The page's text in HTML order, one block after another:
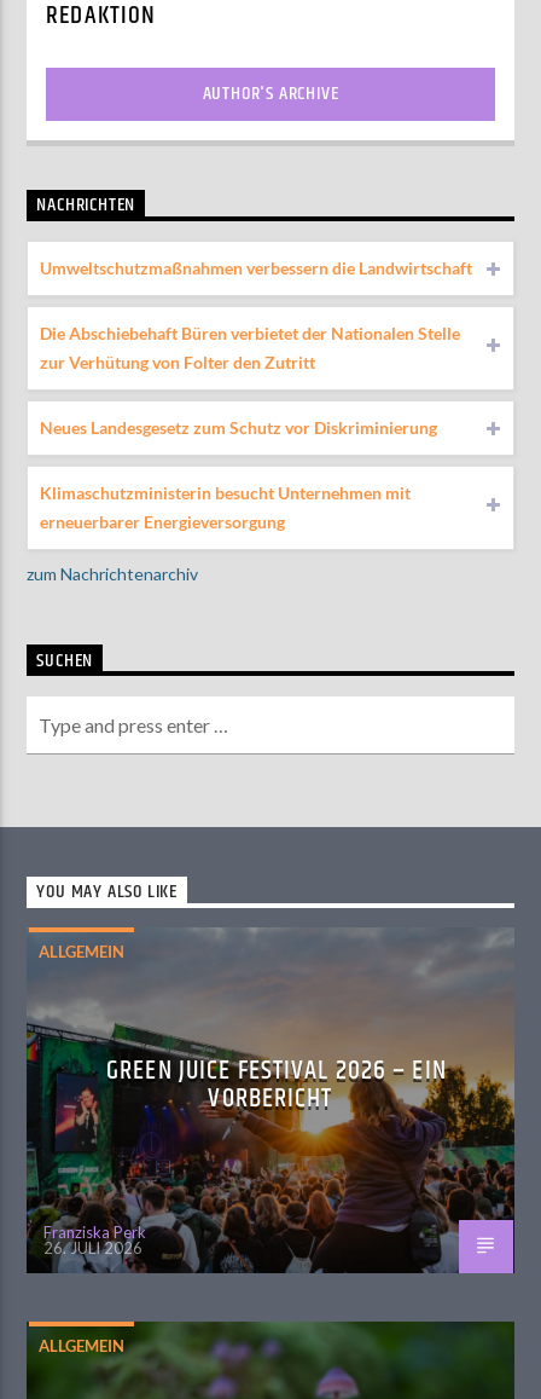
REDAKTION
AUTHOR'S ARCHIVE
NACHRICHTEN
Umweltschutzmaßnahmen verbessern die Landwirtschaft
Die Abschiebehaft Büren verbietet der Nationalen Stelle
zur Verhütung von Folter den Zutritt
Neues Landesgesetz zum Schutz vor Diskriminierung
Klimaschutzministerin besucht Unternehmen mit
erneuerbarer Energieversorgung
zum Nachrichtenarchiv
SUCHEN
YOU MAY ALSO LIKE
ALLGEMEIN
GREEN JUICE FESTIVAL 2026 – EIN
VORBERICHT
Franziska Perk
26. JULI 2026
ALLGEMEIN